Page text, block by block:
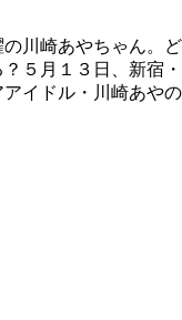
の川崎あやちゃん。ど
５月１３日、新宿・
イドル・川崎あやの